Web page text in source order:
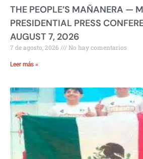
THE PEOPLE’S MAÑANERA —
PRESIDENTIAL PRESS
AUGUST 7, 2026
7 de agosto, 2026 No hay comentarios
Leer más »